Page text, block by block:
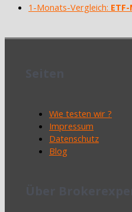
1-Monats-Vergleich:
Wie testen wir ?
Impressum
Datenschutz
Blog